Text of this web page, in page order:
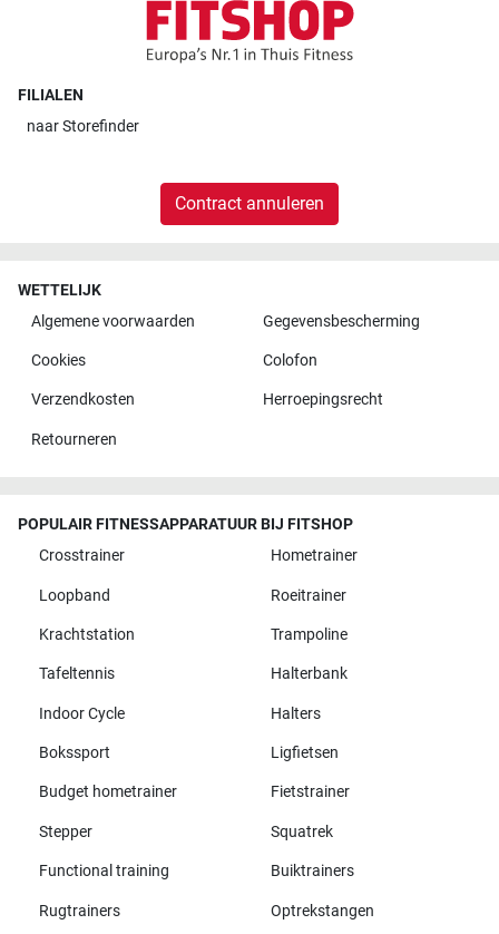
FILIALEN
naarStorefinder
Contract annuleren
WETTELIJK
Algemene voorwaarden
Gegevensbescherming
Cookies Colofon
Verzendkosten Herroepingsrecht
Retourneren
POPULAIR FITNESSAPPARATUUR BIJ FITSHOP
Crosstrainer
Hometrainer
Loopband Roeitrainer
Krachtstation Trampoline
Tafeltennis Halterbank
Indoor Cycle Halters
Bokssport Ligfietsen
Budget hometrainer Fietstrainer
Stepper Squatrek
Functional training Buiktrainers
Rugtrainers Optrekstangen